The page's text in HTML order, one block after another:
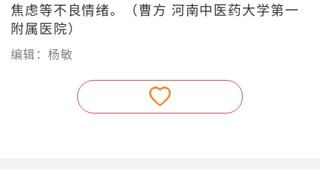
焦虑等不良情绪。（曹方 河南中医药大学第一
附属医院）
编辑：杨敏